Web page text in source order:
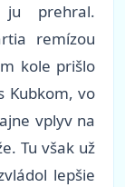
prehral.
remízou
kole prišlo
Kubkom, vo
vplyv na
Tu však už
lepšie